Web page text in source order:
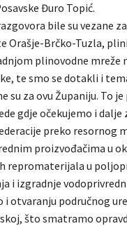
Đuro Topić.
bile su vezane
Orašje-Brčko-Tuzla,
plinovodne mreže
te smo se dotakli i
su za ovu Županiju. To
gdje očekujemo i dalje
preko resornog
proizvođačima u
repromaterijala u
i izgradnje
i otvaranju područnog
što smatramo